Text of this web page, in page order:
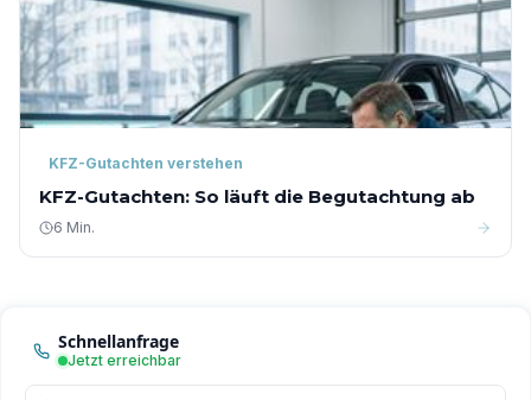
KFZ-Gutachten verstehen
KFZ-Gutachten: So läuft die Begutachtung ab
6 Min.
Schnellanfrage
Jetzt erreichbar